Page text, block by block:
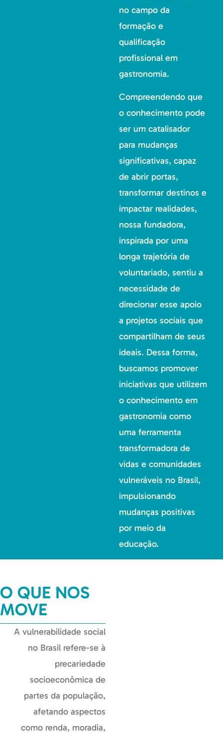
no campo da
formação e
qualificação
profissional em
gastronomia.
Compreendendo que
o conhecimento pode
ser um catalisador
para mudanças
significativas, capaz
de abrir portas,
transformar destinos e
impactar realidades,
nossa fundadora,
inspirada por uma
longa trajetória de
voluntariado, sentiu a
necessidade de
direcionar esse apoio
a projetos sociais que
compartilham de seus
ideais. Dessa forma,
buscamos promover
iniciativas que utilizem
o conhecimento em
gastronomia como
uma ferramenta
transformadora de
vidas e comunidades
vulneráveis no Brasil,
impulsionando
mudanças positivas
por meio da
educação.
O QUE NOS
MOVE
A vulnerabilidade social
no Brasil refere-se à
precariedade
socioeconômica de
partes da população,
afetando aspectos
como renda, moradia,